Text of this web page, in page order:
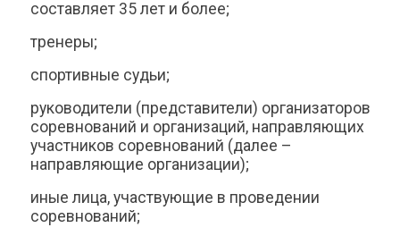
составляет 35 лет и более;
тренеры;
спортивные судьи;
руководители (представители) организаторов
соревнований и организаций, направляющих
участников соревнований (далее –
направляющие организации);
иные лица, участвующие в проведении
соревнований;